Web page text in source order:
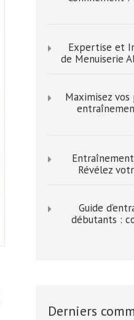
Expertise et
de Menuiserie
Maximisez
Révélez
Guide
débutants :
Derniers